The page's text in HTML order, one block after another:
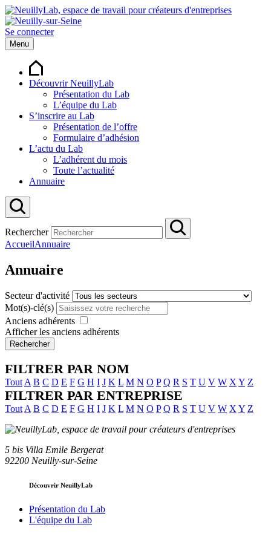
Se connecter
Menu
Découvrir NeuillyLab
Présentation du Lab
L’équipe du Lab
S’inscrire au Lab
Présentation de l’offre
Formulaire d’adhésion
L’actu du Lab
L’adhérent du mois
Toute l’actualité
Annuaire
Rechercher
AccueilAnnuaire
Annuaire
Secteur d'activité
Mot(s)-clé(s)
Anciens adhérents
Afficher les anciens adhérents
Rechercher
FILTRER PAR NOM
Tout A B C D E F G H I J K L M N O P Q R S T U V W X Y Z
FILTRER PAR ENTREPRISE
Tout A B C D E F G H I J K L M N O P Q R S T U V W X Y Z
5 bis Villa Emile Bergerat
92200 Neuilly-sur-Seine
Découvrir NeuillyLab
Présentation du Lab
L'équipe du Lab